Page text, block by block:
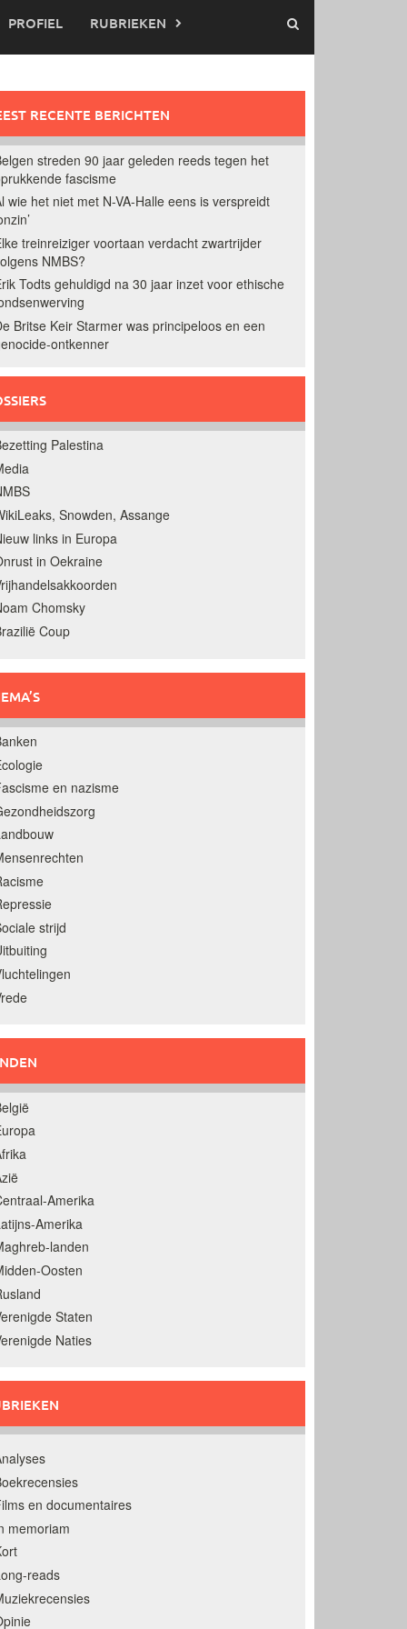
PROFIEL RUBRIEKEN
RECENTE BERICHTEN
streden 90 jaar geleden reeds tegen het
fascisme
wie het niet met N-VA-Halle eens is verspreidt
treinreiziger voortaan verdacht zwartrijder
NMBS?
Todts gehuldigd na 30 jaar inzet voor ethische
Britse Keir Starmer was principeloos en een
ontkenner
Palestina
Snowden, Assange
links in Europa
in Oekraine
Chomsky
Coup
en nazisme
strijd
Amerika
Amerika
landen
Oosten
Staten
Naties
en documentaires
memoriam
reads